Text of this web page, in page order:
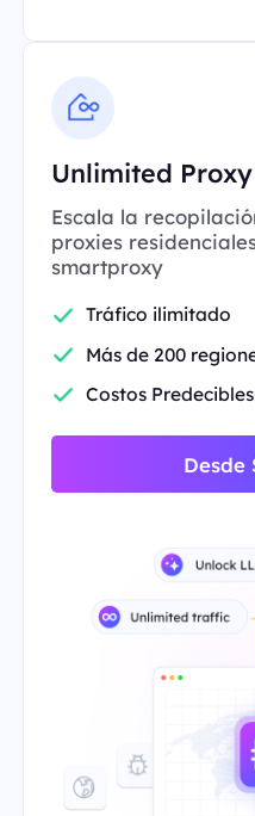
Unlimited Proxy
Escala la
proxies
smartproxy
Tráfico ilimitado
Más de 200
Costos Predecibles